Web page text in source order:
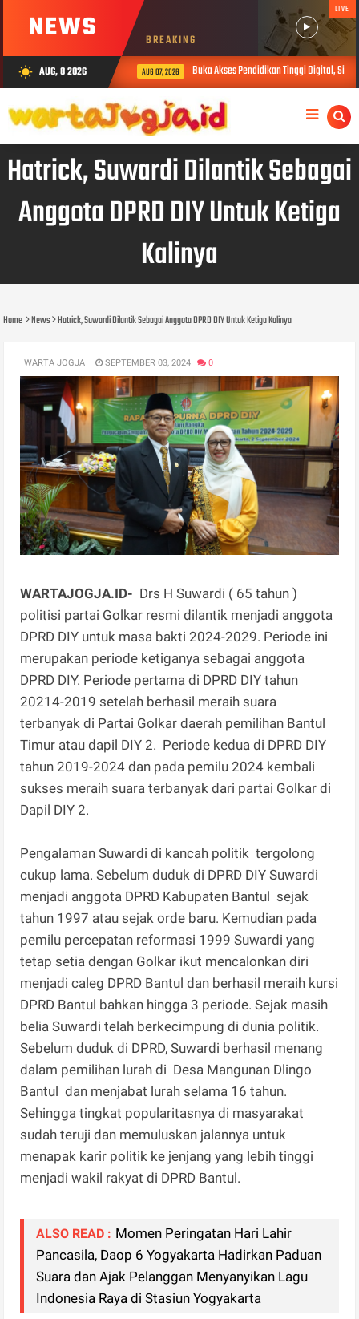
NEWS BREAKING
LIVE
wb_sunny AUG, 8 2026 AUG 07, 2026 Buka Akses Pendidikan Tinggi Digital,
Hatrick, Suwardi Dilantik Sebagai
Anggota DPRD DIY Untuk Ketiga
Kalinya
Home News Hatrick, Suwardi Dilantik Sebagai Anggota DPRD DIY Untuk Ketiga Kalinya
WARTA JOGJA SEPTEMBER 03, 2024 0
WARTAJOGJA.ID- Drs H Suwardi ( 65 tahun )
politisi partai Golkar resmi dilantik menjadi anggota
DPRD DIY untuk masa bakti 2024-2029. Periode ini
merupakan periode ketiganya sebagai anggota
DPRD DIY. Periode pertama di DPRD DIY tahun
20214-2019 setelah berhasil meraih suara
terbanyak di Partai Golkar daerah pemilihan Bantul
Timur atau dapil DIY 2. Periode kedua di DPRD DIY
tahun 2019-2024 dan pada pemilu 2024 kembali
sukses meraih suara terbanyak dari partai Golkar di
Dapil DIY 2.
Pengalaman Suwardi di kancah politik tergolong
cukup lama. Sebelum duduk di DPRD DIY Suwardi
menjadi anggota DPRD Kabupaten Bantul sejak
tahun 1997 atau sejak orde baru. Kemudian pada
pemilu percepatan reformasi 1999 Suwardi yang
tetap setia dengan Golkar ikut mencalonkan diri
menjadi caleg DPRD Bantul dan berhasil meraih kursi
DPRD Bantul bahkan hingga 3 periode. Sejak masih
belia Suwardi telah berkecimpung di dunia politik.
Sebelum duduk di DPRD, Suwardi berhasil menang
dalam pemilihan lurah di Desa Mangunan Dlingo
Bantul dan menjabat lurah selama 16 tahun.
Sehingga tingkat popularitasnya di masyarakat
sudah teruji dan memuluskan jalannya untuk
menapak karir politik ke jenjang yang lebih tinggi
menjadi wakil rakyat di DPRD Bantul.
ALSO READ : Momen Peringatan Hari Lahir
Pancasila, Daop 6 Yogyakarta Hadirkan Paduan
Suara dan Ajak Pelanggan Menyanyikan Lagu
Indonesia Raya di Stasiun Yogyakarta